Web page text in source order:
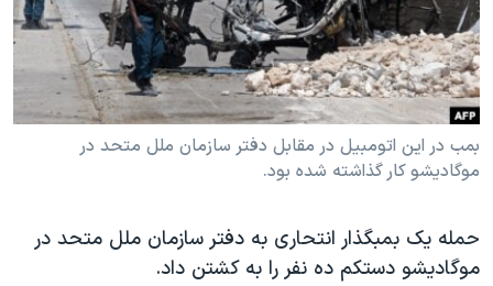
فرهنگ و زندگی
حقوق شهروندی
اقتصادی
علم و فناوری
اسرائیل در جنگ
آرشیو پخش زنده
مستندها
انتخابات ریاست جمهوری آمریکا ۲۰۲۴
حمله جمهوری اسلامی به اسرائیل
رمز مهسا
ورزش زنان در ایران
مجموعه مستندهای دادخواهی
دنبال کنید
زبانهای مختلف
بمب در این اتومبیل در مقابل دفتر سازمان ملل متحد در
موگادیشو کار گذاشته شده بود.
حمله یک بمبگذار انتحاری به دفتر سازمان ملل متحد در
موگادیشو دستکم ده نفر را به کشتن داد.